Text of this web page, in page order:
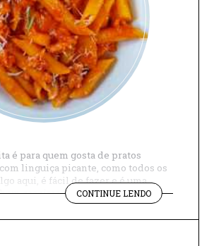
é para quem gosta de pratos
linguiça picante, como todos os
aqui, é fácil de fazer e é uma
caseiras, para esquentar um dia
opções para variar: o tipo de
recomende uma curta, […]
CONTINUE LENDO"MASSA
COM
LINGUIÇA